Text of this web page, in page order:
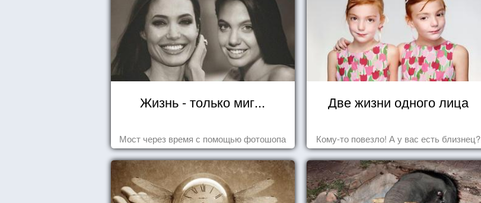
Жизнь - только миг...
Мост через время с помощью фотошопа
Две жизни одного лица
Кому-то повезло! А у вас есть близнец?